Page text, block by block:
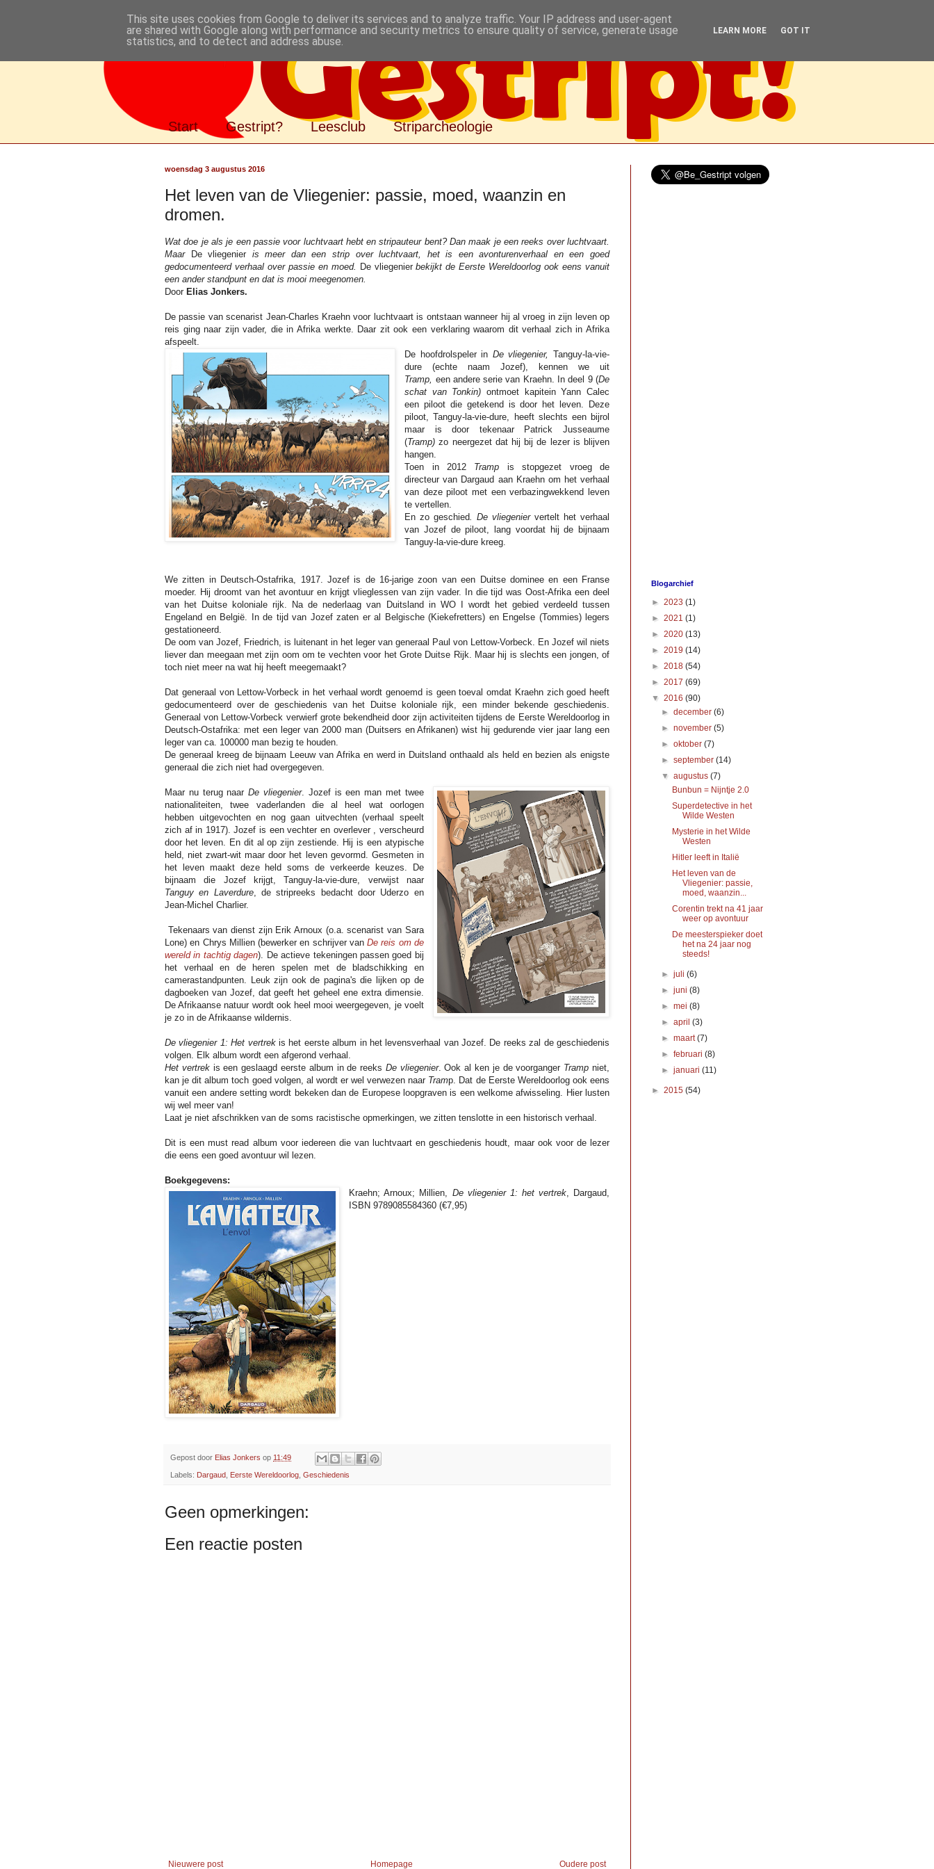
Gestript
Start Gestript? Leesclub Striparcheologie
woensdag 3 augustus 2016
Het leven van de Vliegenier: passie, moed, waanzin en
dromen.
Wat doe je als je een passie voor luchtvaart hebt en stripauteur bent? Dan maak je een reeks over luchtvaart.
Maar
De vliegenier is meer dan een strip over luchtvaart, het is een avonturenverhaal en een goed
gedocumenteerd verhaal over passie en moed. De vliegenierbekijkt de Eerste Wereldoorlog ook eens vanuit
een ander standpunt en dat is mooi meegenomen.
Door Elias Jonkers.
De passie van scenarist Jean-Charles Kraehn voor luchtvaart is ontstaan wanneer hij al vroeg in zijn leven op
reis ging naar zijn vader, die in Afrika werkte. Daar zit ook een verklaring waarom dit verhaal zich in Afrika
afspeelt.
De hoofdrolspeler in De vliegenier, Tanguy-la-vie-
dure (echte naam Jozef), kennen we uit
Tramp, een andere serie van Kraehn. In deel 9 (De
schat van Tonkin)ontmoet kapitein Yann Calec
een piloot die getekend is door het leven. Deze
piloot, Tanguy-la-vie-dure, heeft slechts een bijrol
maar is door tekenaar Patrick Jusseaume
(Tramp) zo neergezet dat hij bij de lezer is blijven
hangen.
Toen in 2012 Tramp is stopgezet vroeg de
directeur van Dargaud aan Kraehn om het verhaal
van deze piloot met een verbazingwekkend leven
te vertellen.
En zo geschied. De vliegeniervertelt het verhaal
van Jozef de piloot, lang voordat hij de bijnaam
Tanguy-la-vie-dure kreeg.
We zitten in Deutsch-Ostafrika, 1917. Jozef is de 16-jarige zoon van een Duitse dominee en een Franse
moeder. Hij droomt van het avontuur en krijgt vlieglessen van zijn vader. In die tijd was Oost-Afrika een deel
van het Duitse koloniale rijk. Na de nederlaag van Duitsland in WO I wordt het gebied verdeeld tussen
Engeland en België. In de tijd van Jozef zaten er al Belgische (Kiekefretters) en Engelse (Tommies) legers
gestationeerd.
De oom van Jozef, Friedrich, is luitenant in het leger van generaal Paul von Lettow-Vorbeck. En Jozef wil niets
liever dan meegaan met zijn oom om te vechten voor het Grote Duitse Rijk. Maar hij is slechts een jongen, of
toch niet meer na wat hij heeft meegemaakt?
Dat generaal von Lettow-Vorbeck in het verhaal wordt genoemd is geen toeval omdat Kraehn zich goed heeft
gedocumenteerd over de geschiedenis van het Duitse koloniale rijk, een minder bekende geschiedenis.
Generaal von Lettow-Vorbeck verwierf grote bekendheid door zijn activiteiten tijdens de Eerste Wereldoorlog in
Deutsch-Ostafrika: met een leger van 2000 man (Duitsers en Afrikanen) wist hij gedurende vier jaar lang een
leger van ca. 100000 man bezig te houden.
De generaal kreeg de bijnaam Leeuw van Afrika en werd in Duitsland onthaald als held en bezien als enigste
generaal die zich niet had overgegeven.
Maar nu terug naarDe vliegenier. Jozef is een man met twee
nationaliteiten, twee vaderlanden die al heel wat oorlogen
hebben uitgevochten en nog gaan uitvechten (verhaal speelt
zich af in 1917). Jozef is een vechter en overlever , verscheurd
door het leven. En dit al op zijn zestiende. Hij is een atypische
held, niet zwart-wit maar door het leven gevormd. Gesmeten in
het leven maakt deze held soms de verkeerde keuzes. De
bijnaam die Jozef krijgt, Tanguy-la-vie-dure, verwijst naar
Tanguy en Laverdure, de stripreeks bedacht door Uderzo en
Jean-Michel Charlier.
Tekenaars van dienst zijn Erik Arnoux (o.a. scenarist van Sara
Lone) en Chrys Millien (bewerker en schrijver vanDe reis om de
wereld in tachtig dagen). De actieve tekeningen passen goed bij
het verhaal en de heren spelen met de bladschikking en
camerastandpunten. Leuk zijn ook de pagina's die lijken op de
dagboeken van Jozef, dat geeft het geheel ene extra dimensie.
De Afrikaanse natuur wordt ook heel mooi weergegeven, je voelt
je zo in de Afrikaanse wildernis.
De vliegenier 1: Het vertrekis het eerste album in het levensverhaal van Jozef. De reeks zal de geschiedenis
volgen. Elk album wordt een afgerond verhaal.
Het vertrekis een geslaagd eerste album in de reeks De vliegenier. Ook al ken je de voorganger Trampniet,
kan je dit album toch goed volgen, al wordt er wel verwezen naar Tramp. Dat de Eerste Wereldoorlog ook eens
vanuit een andere setting wordt bekeken dan de Europese loopgraven is een welkome afwisseling. Hier lusten
wij wel meer van!
Laat je niet afschrikken van de soms racistische opmerkingen, we zitten tenslotte in een historisch verhaal.
Dit is een must read album voor iedereen die van luchtvaart en geschiedenis houdt, maar ook voor de lezer
die eens een goed avontuur wil lezen.
Boekgegevens:
Kraehn; Arnoux; Millien, De vliegenier 1: het vertrek, Dargaud,
ISBN 9789085584360 (€7,95)
Gepost door Elias Jonkers op 11:49
Labels: Dargaud Eerste Wereldoorlog Geschiedenis
Geen opmerkingen:
Een reactie posten
Nieuwere post Oudere post
Homepage
Blogarchief
► 2023 (1)
► 2021 (1)
► 2020 (13)
► 2019 (14)
► 2018 (54)
► 2017 (69)
▼ 2016 (90)
►december(6)
►november(5)
►oktober(7)
►september(14)
▼augustus(7)
Bunbun = Nijntje 2.0
Superdetective in het
Wilde Westen
Mysterie in het Wilde
Westen
Hitler leeft in Italië
Het leven van de
Vliegenier: passie,
moed, waanzin...
Corentin trekt na 41 jaar
weer op avontuur
De meesterspieker doet
het na 24 jaar nog
steeds!
►juli(6)
►juni(8)
►mei(8)
►april(3)
►maart(7)
►februari(8)
►januari(11)
► 2015 (54)
This site uses cookies from Google to deliver its services and to analyze traffic. Your IP address and user-agent
are shared with Google along with performance and security metrics to ensure quality of service, generate usage
statistics, and to detect and address abuse.
LEARN MORE GOT IT